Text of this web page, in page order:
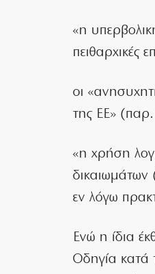
«η
πειθαρχικές
οι
της ΕΕ»
«η χρήση
δικαιωμάτων
εν λόγω
Ενώ η ίδια
Οδηγία κατά